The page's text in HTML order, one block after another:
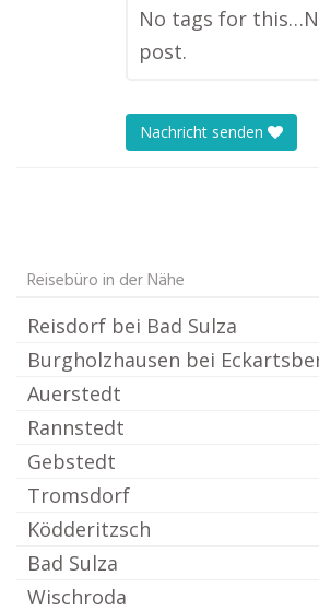
No tags for
post.
Nachricht senden
Reisebüro in der Nähe
Reisdorf bei Bad Sulza
Burgholzhausen bei
Auerstedt
Rannstedt
Gebstedt
Tromsdorf
Ködderitzsch
Bad Sulza
Wischroda